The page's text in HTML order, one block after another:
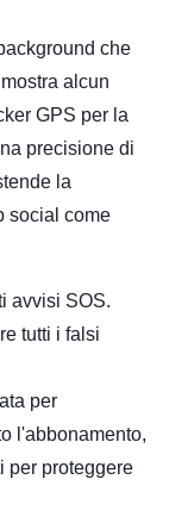
che
alcun
GPS per la
precisione di
la
social come
avvisi SOS.
tutti i falsi
per
l'abbonamento,
per proteggere